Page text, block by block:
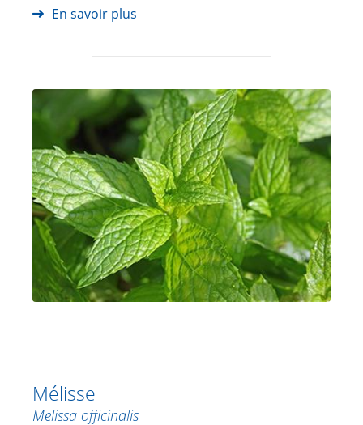
En savoir plus
Mélisse
Melissa officinalis